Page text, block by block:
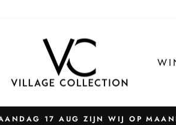
17 AUG ZIJN WIJ OP